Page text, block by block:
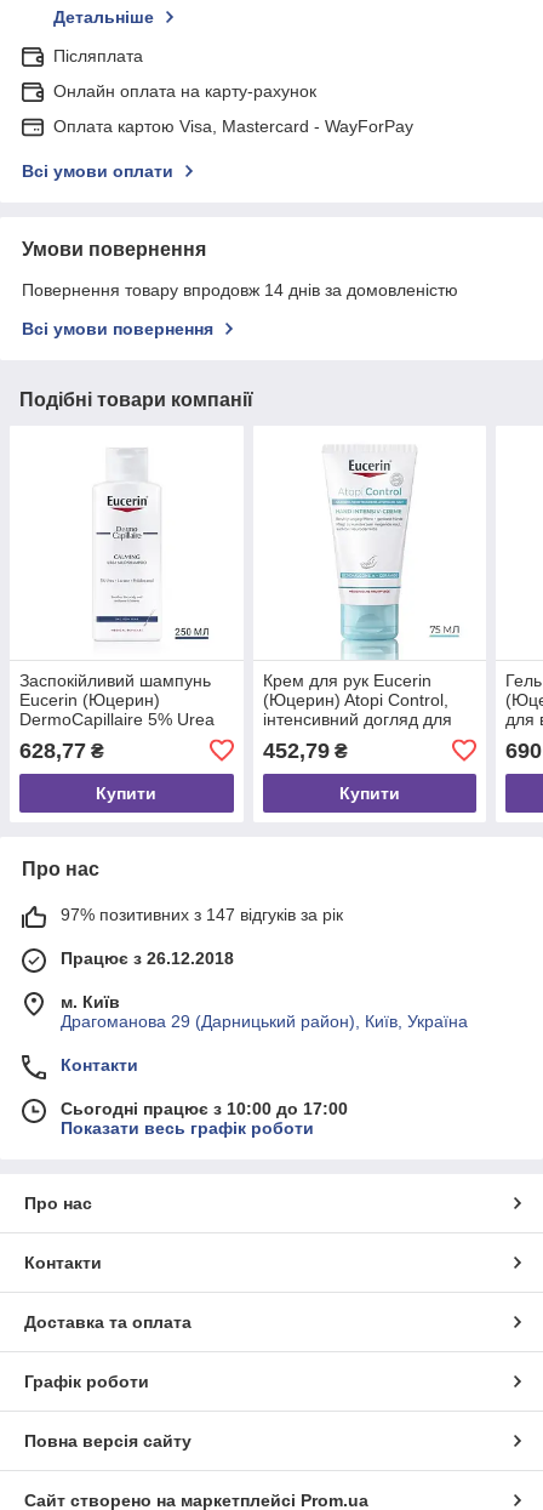
Детальніше
Післяплата
Онлайн оплата на карту-рахунок
Оплата картою Visa, Mastercard - WayForPay
Всі умови оплати
Умови повернення
Повернення товару впродовж 14 днів за домовленістю
Всі умови повернення
Подібні товари компанії
Заспокійливий шампунь
Eucerin (Юцерин)
DermoCapillaire 5% Urea
для сухої та подразненої
шкіри голови, 250 мл (арт.
69657)
628,77 ₴
Купити
Крем для рук Eucerin
(Юцерин) Atopi Control,
інтенсивний догляд для
сухої та атопічної шкіри,
75 мл (арт. 89744)
452,79₴
Купити
для
Про нас
97% позитивних з 147 відгуків за рік
Працює з 26.12.2018
м. Київ
Драгоманова 29 (Дарницький район), Київ, Україна
Контакти
Сьогодні працює з 10:00 до 17:00
Показати весь графік роботи
Про нас
Контакти
Доставка та оплата
Графік роботи
Повна версія сайту
Сайт створено на маркетплейсі Prom.ua